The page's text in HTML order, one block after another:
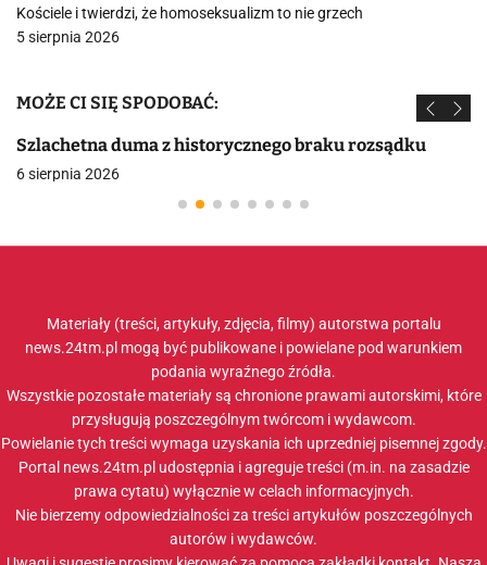
Kościele i twierdzi, że homoseksualizm to nie grzech
5 sierpnia 2026
MOŻE CI SIĘ SPODOBAĆ:
Szlachetna duma z historycznego braku rozsądku
6 sierpnia 2026
Materiały (treści, artykuły, zdjęcia, filmy) autorstwa portalu
news.24tm.pl mogą być publikowane i powielane pod warunkiem
podania wyraźnego źródła.
Wszystkie pozostałe materiały są chronione prawami autorskimi, które
przysługują poszczególnym twórcom i wydawcom.
Powielanie tych treści wymaga uzyskania ich uprzedniej pisemnej zgody.
Portal news.24tm.pl udostępnia i agreguje treści (m.in. na zasadzie
prawa cytatu) wyłącznie w celach informacyjnych.
Nie bierzemy odpowiedzialności za treści artykułów poszczególnych
autorów i wydawców.